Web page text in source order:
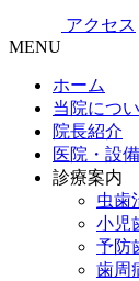
アクセス
MENU
ホーム
当院につ
院長紹介
医院・設
診療案内
虫歯
小児
予防
歯周